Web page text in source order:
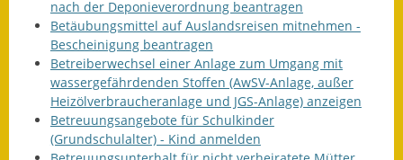
nach der Deponieverordnung beantragen
Betäubungsmittel auf Auslandsreisen mitnehmen -
Bescheinigung beantragen
Betreiberwechsel einer Anlage zum Umgang mit
wassergefährdenden Stoffen (AwSV-Anlage, außer
Heizölverbraucheranlage und JGS-Anlage) anzeigen
Betreuungsangebote für Schulkinder
(Grundschulalter) - Kind anmelden